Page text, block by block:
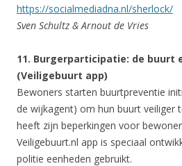
https://socialmediadna.nl/sherlock/
Sven Schultz & Arnout de Vries
11. Burgerparticipatie: de buurt
(Veiligebuurt app)
Bewoners starten buurtpreventie
de wijkagent) om hun buurt veiliger
heeft zijn beperkingen voor
Veiligebuurt.nl app is speciaal
politie eenheden gebruikt.